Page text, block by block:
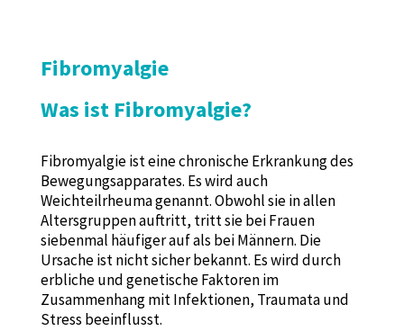
Fibromyalgie
Was ist Fibromyalgie?
Fibromyalgie ist eine chronische Erkrankung des
Bewegungsapparates. Es wird auch
Weichteilrheuma genannt. Obwohl sie in allen
Altersgruppen auftritt, tritt sie bei Frauen
siebenmal häufiger auf als bei Männern. Die
Ursache ist nicht sicher bekannt. Es wird durch
erbliche und genetische Faktoren im
Zusammenhang mit Infektionen, Traumata und
Stress beeinflusst.